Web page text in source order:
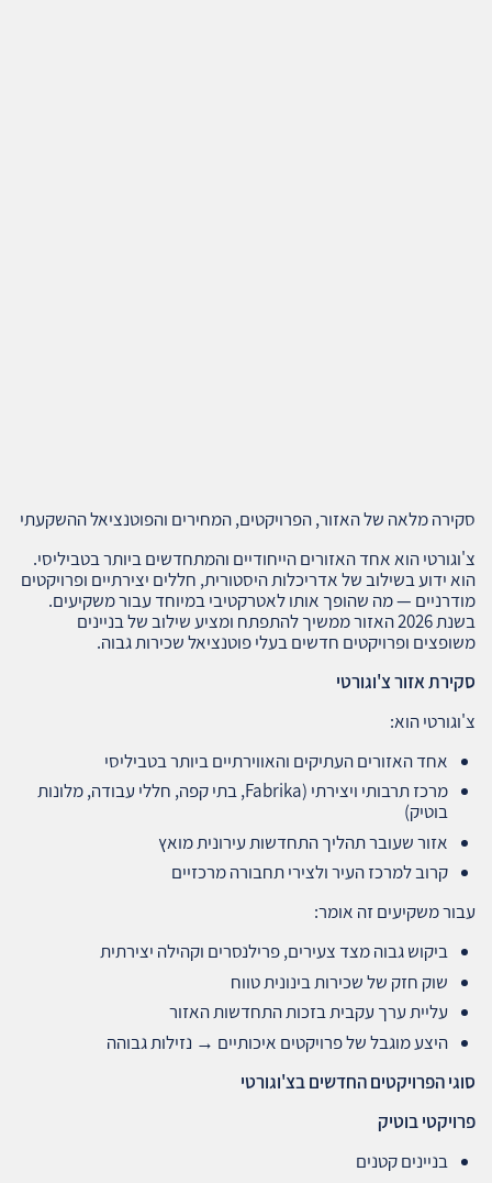
סקירה מלאה של האזור, הפרויקטים, המחירים והפוטנציאל ההשקעתי
צ'וגורטי הוא אחד האזורים הייחודיים והמתחדשים ביותר בטביליסי.
הוא ידוע בשילוב של אדריכלות היסטורית, חללים יצירתיים ופרויקטים
מודרניים — מה שהופך אותו לאטרקטיבי במיוחד עבור משקיעים.
בשנת 2026 האזור ממשיך להתפתח ומציע שילוב של בניינים
משופצים ופרויקטים חדשים בעלי פוטנציאל שכירות גבוה.
סקירת אזור צ'וגורטי
צ'וגורטי הוא:
אחד האזורים העתיקים והאווירתיים ביותר בטביליסי
מרכז תרבותי ויצירתי (Fabrika, בתי קפה, חללי עבודה, מלונות
בוטיק)
אזור שעובר תהליך התחדשות עירונית מואץ
קרוב למרכז העיר ולצירי תחבורה מרכזיים
עבור משקיעים זה אומר:
ביקוש גבוה מצד צעירים, פרילנסרים וקהילה יצירתית
שוק חזק של שכירות בינונית טווח
עליית ערך עקבית בזכות התחדשות האזור
היצע מוגבל של פרויקטים איכותיים → נזילות גבוהה
סוגי הפרויקטים החדשים בצ'וגורטי
פרויקטי בוטיק
בניינים קטנים